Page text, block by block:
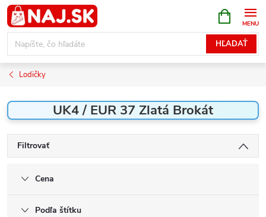
Prejsť
na
obsah
HĽADAŤ
KOŠÍK
Lodičky
UK4 / EUR 37 Zlatá Brokát
Filtrovať
Cena
Podľa štítku